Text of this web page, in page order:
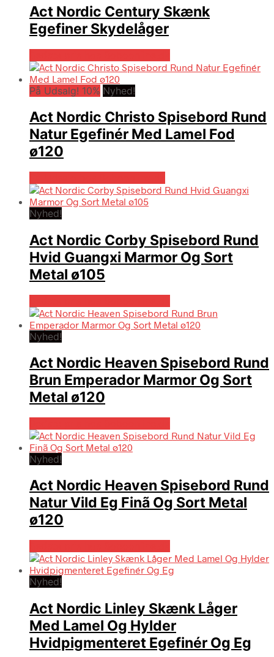
Act Nordic Century Skænk
Egefiner Skydelåger
På Udsalg! 10% Nyhed!
Act Nordic Christo Spisebord Rund
Natur Egefinér Med Lamel Fod
ø120
Nyhed!
Act Nordic Corby Spisebord Rund
Hvid Guangxi Marmor Og Sort
Metal ø105
Nyhed!
Act Nordic Heaven Spisebord Rund
Brun Emperador Marmor Og Sort
Metal ø120
Nyhed!
Act Nordic Heaven Spisebord Rund
Natur Vild Eg Finã Og Sort Metal
ø120
Nyhed!
Act Nordic Linley Skænk Låger
Med Lamel Og Hylder
Hvidpigmenteret Egefinér Og Eg